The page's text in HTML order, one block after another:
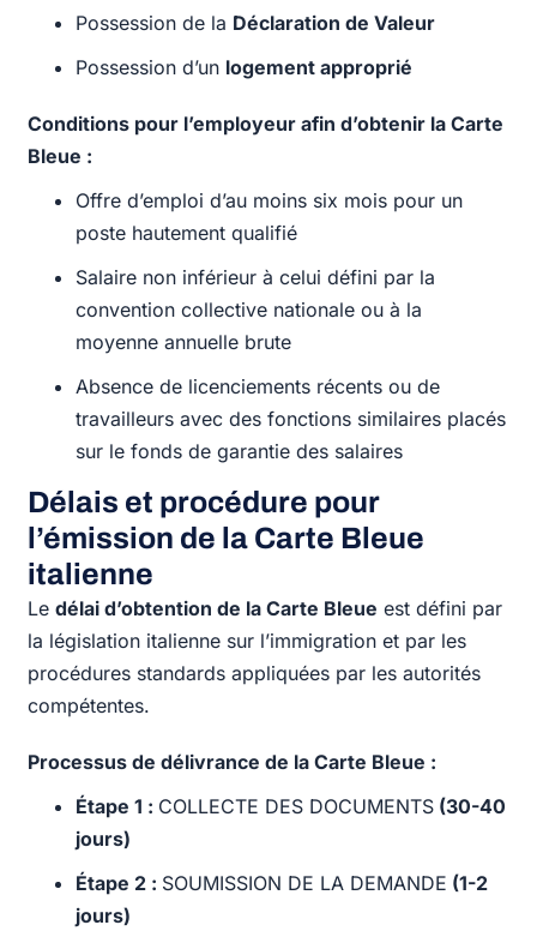
Possession de la Déclaration de Valeur
Possession d’un logement approprié
Conditions pour l’employeur afin d’obtenir la Carte
Bleue :
Offre d’emploi d’au moins six mois pour un
poste hautement qualifié
Salaire non inférieur à celui défini par la
convention collective nationale ou à la
moyenne annuelle brute
Absence de licenciements récents ou de
travailleurs avec des fonctions similaires placés
sur le fonds de garantie des salaires
Délais et procédure pour
l’émission de la Carte Bleue
italienne
Ledélai d’obtention de la Carte Bleue est défini par
la législation italienne sur l’immigration et par les
procédures standards appliquées par les autorités
compétentes.
Processus de délivrance de la Carte Bleue :
Étape 1 : COLLECTE DES DOCUMENTS (30-40
jours)
Étape 2 : SOUMISSION DE LA DEMANDE (1-2
jours)